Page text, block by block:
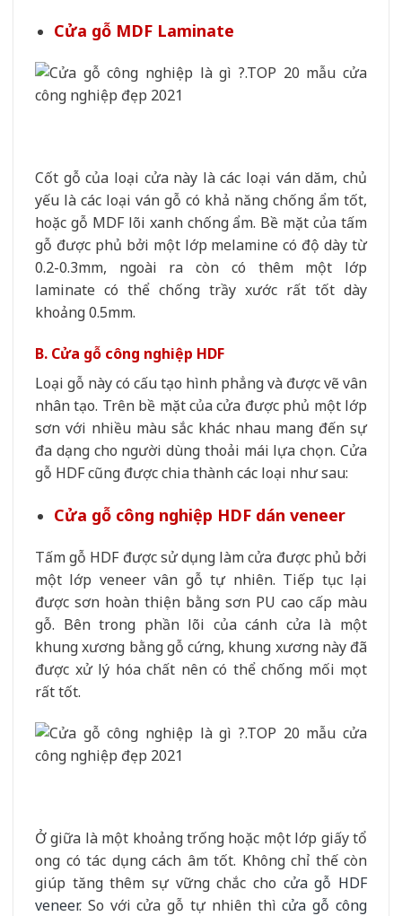
Cửa gỗ MDF Laminate
Cốt gỗ của loại cửa này là các loại ván dăm, chủ
yếu là các loại ván gỗ có khả năng chống ẩm tốt,
hoặc gỗ MDF lõi xanh chống ẩm. Bề mặt của tấm
gỗ được phủ bởi một lớp melamine có độ dày từ
0.2-0.3mm, ngoài ra còn có thêm một lớp
laminate có thể chống trầy xước rất tốt dày
khoảng 0.5mm.
B. Cửa gỗ công nghiệp HDF
Loại gỗ này có cấu tạo hình phẳng và được vẽ vân
nhân tạo. Trên bề mặt của cửa được phủ một lớp
sơn với nhiều màu sắc khác nhau mang đến sự
đa dạng cho người dùng thoải mái lựa chọn. Cửa
gỗ HDF cũng được chia thành các loại như sau:
Cửa gỗ công nghiệp HDF dán veneer
Tấm gỗ HDF được sử dụng làm cửa được phủ bởi
một lớp veneer vân gỗ tự nhiên. Tiếp tục lại
được sơn hoàn thiện bằng sơn PU cao cấp màu
gỗ. Bên trong phần lõi của cánh cửa là một
khung xương bằng gỗ cứng, khung xương này đã
được xử lý hóa chất nên có thể chống mối mọt
rất tốt.
Ở giữa là một khoảng trống hoặc một lớp giấy tổ
ong có tác dụng cách âm tốt. Không chỉ thế còn
giúp tăng thêm sự vững chắc cho cửa gỗ HDF
veneer. So với cửa gỗ tự nhiên thìcửa gỗ công